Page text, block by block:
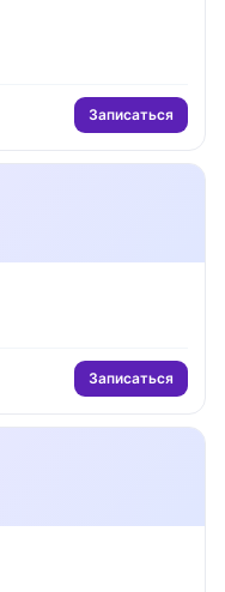
Записаться
Записаться